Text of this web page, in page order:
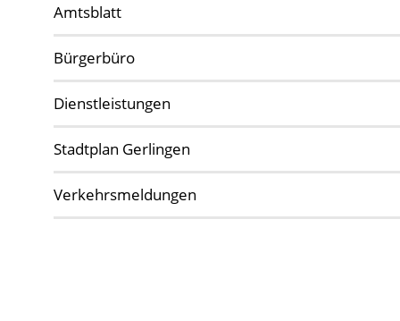
Amtsblatt
Bürgerbüro
Dienstleistungen
Stadtplan Gerlingen
Verkehrsmeldungen